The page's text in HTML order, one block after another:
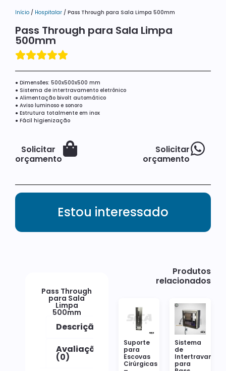
Início / Hospitalar / Pass Through para Sala Limpa 500mm
Pass Through para Sala Limpa
500mm
● Dimensões: 500x500x500 mm
● Sistema de intertravamento eletrônico
● Alimentação bivolt automático
● Aviso luminoso e sonoro
● Estrutura totalmente em inox
● Fácil higienização
Solicitar
orçamento
Solicitar
orçamento
Estou interessado
Pass Through
para Sala
Limpa
500mm
Descrição
Avaliações
(0)
Produtos
relacionados
Suporte
para
Escovas
Cirúrgicas
Sistema
de
para